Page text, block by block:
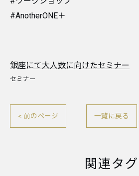
#AnotherONE＋
銀座にて大人数に向けたセミナー
セミナー
< 前のページ 一覧に戻る
関連タグ